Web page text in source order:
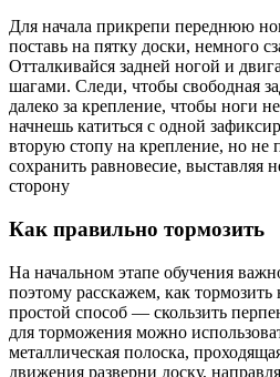
Для начала прикрепи переднюю
поставь на пятку доски, немного
Отталкивайся задней ногой и
шагами. Следи, чтобы свободная
далеко за крепление, чтобы ноги
начнешь катиться с одной
вторую стопу на крепление, но не
сохранить равновесие, выставляя
сторону
Как правильно тормозить
На начальном этапе обучения
поэтому расскажем, как
простой способ — скользить
для торможения можно
металлическая полоска,
движения разверни доску,